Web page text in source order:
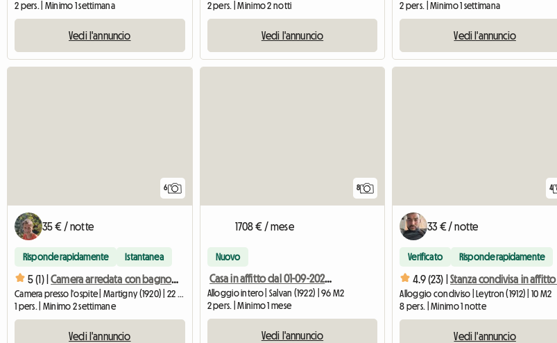
2 pers. | Minimo 1 settimana
Vedi l'annuncio
2 pers. | Minimo 2 notti
Vedi l'annuncio
2 pers. | Minimo 1 settimana
Vedi l'annuncio
6
35 € / notte
Risponde rapidamente Istantanea
5 (1) | Camera arredata con bagno privato
Camera presso l'ospite | Martigny (1920) | 22 M2
1 pers. | Minimo 2 settimane
Vedi l'annuncio
8
1708 € / mese
Nuovo
Casa in affitto dal 01-09-2026 al 30.09.2026
Alloggio intero | Salvan (1922) | 96 M2
2 pers. | Minimo 1 mese
Vedi l'annuncio
4
33 € / notte
Verificato Risponde rapidamente
4.9 (23) |
Alloggio condiviso | Leytron (1912) | 10 M2
8 pers. | Minimo 1 notte
Vedi l'annuncio